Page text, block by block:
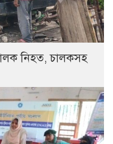
নিহত, চালকসহ